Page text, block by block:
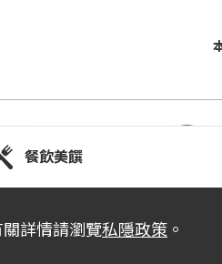
詳情請瀏覽私隱政策 。
餐飲美饌